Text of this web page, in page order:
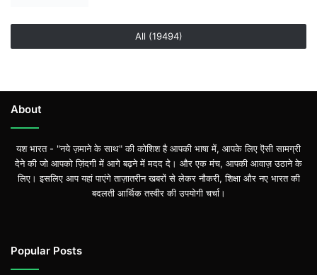
All (19494)
About
यश भारत - "नये ज़माने के साथ" की कोशिश है आपकी भाषा में, आपके लिए ऎसी सामग्री
देने की जो आपको ज़िंदगी में आगे बढ़ने में मदद दे। और एक मंच, आपकी आवाज़ उठाने के
लिए। इसलिए आप यहां पाएंगे ताज़ातरीन खबरों से लेकर नौकरी, शिक्षा और नए भारत की
बदलती आर्थिक तस्वीर की उपयोगी चर्चा।
Popular Posts